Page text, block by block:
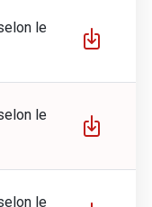
le
le
le